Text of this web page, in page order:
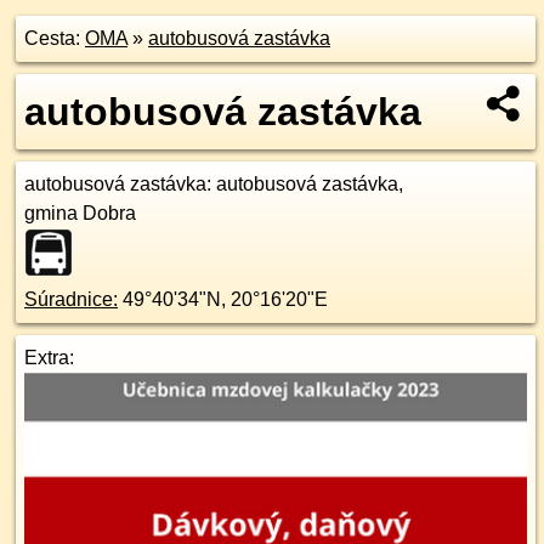
Cesta: OMA» autobusová zastávka
autobusová zastávka
autobusová zastávka: autobusová zastávka,
gmina Dobra
Súradnice: 49°40'34"N , 20°16'20"E
Extra: